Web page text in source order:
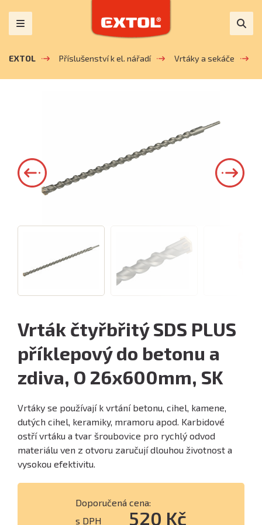
EXTOL Příslušenství k el. nářadí Vrtáky a sekáče
Vrták čtyřbřitý SDS PLUS
příklepový do betonu a
zdiva, O 26x600mm, SK
Vrtáky se používají k vrtání betonu, cihel, kamene,
dutých cihel, keramiky, mramoru apod. Karbidové
ostří vrtáku a tvar šroubovice pro rychlý odvod
materiálu ven z otvoru zaručují dlouhou životnost a
vysokou efektivitu.
Doporučená cena:
s DPH
520 Kč